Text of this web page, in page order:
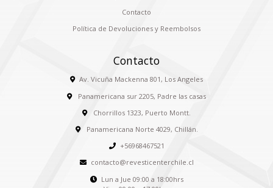
Contacto
Política de Devoluciones y Reembolsos
Contacto
Av. Vicuña Mackenna 801, Los Angeles
Panamericana sur 2205, Padre las casas
Chorrillos 1323, Puerto Montt.
Panamericana Norte 4029, Chillán.
+56968467521
contacto@revesticenterchile.cl
Lun a Jue 09:00 a 18:00hrs